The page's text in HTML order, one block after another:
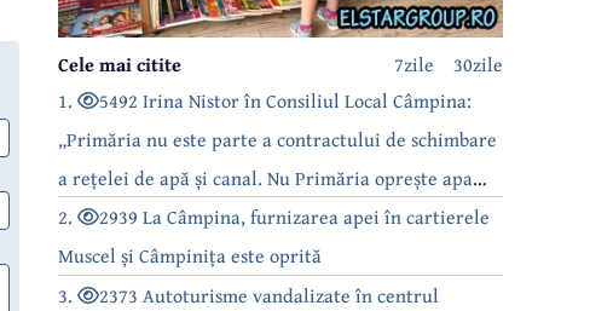
30zile
7zile
Cele mai citite
1.
5492 Irina Nistor în Consiliul Local Câmpina:
„Primăria nu este parte a contractului de schimbare
a rețelei de apă și canal. Nu Primăria oprește apa
câmpinenilor!”
2.
2939 La Câmpina, furnizarea apei în cartierele
Muscel și Câmpinița este oprită
3.
2373 Autoturisme vandalizate în centrul